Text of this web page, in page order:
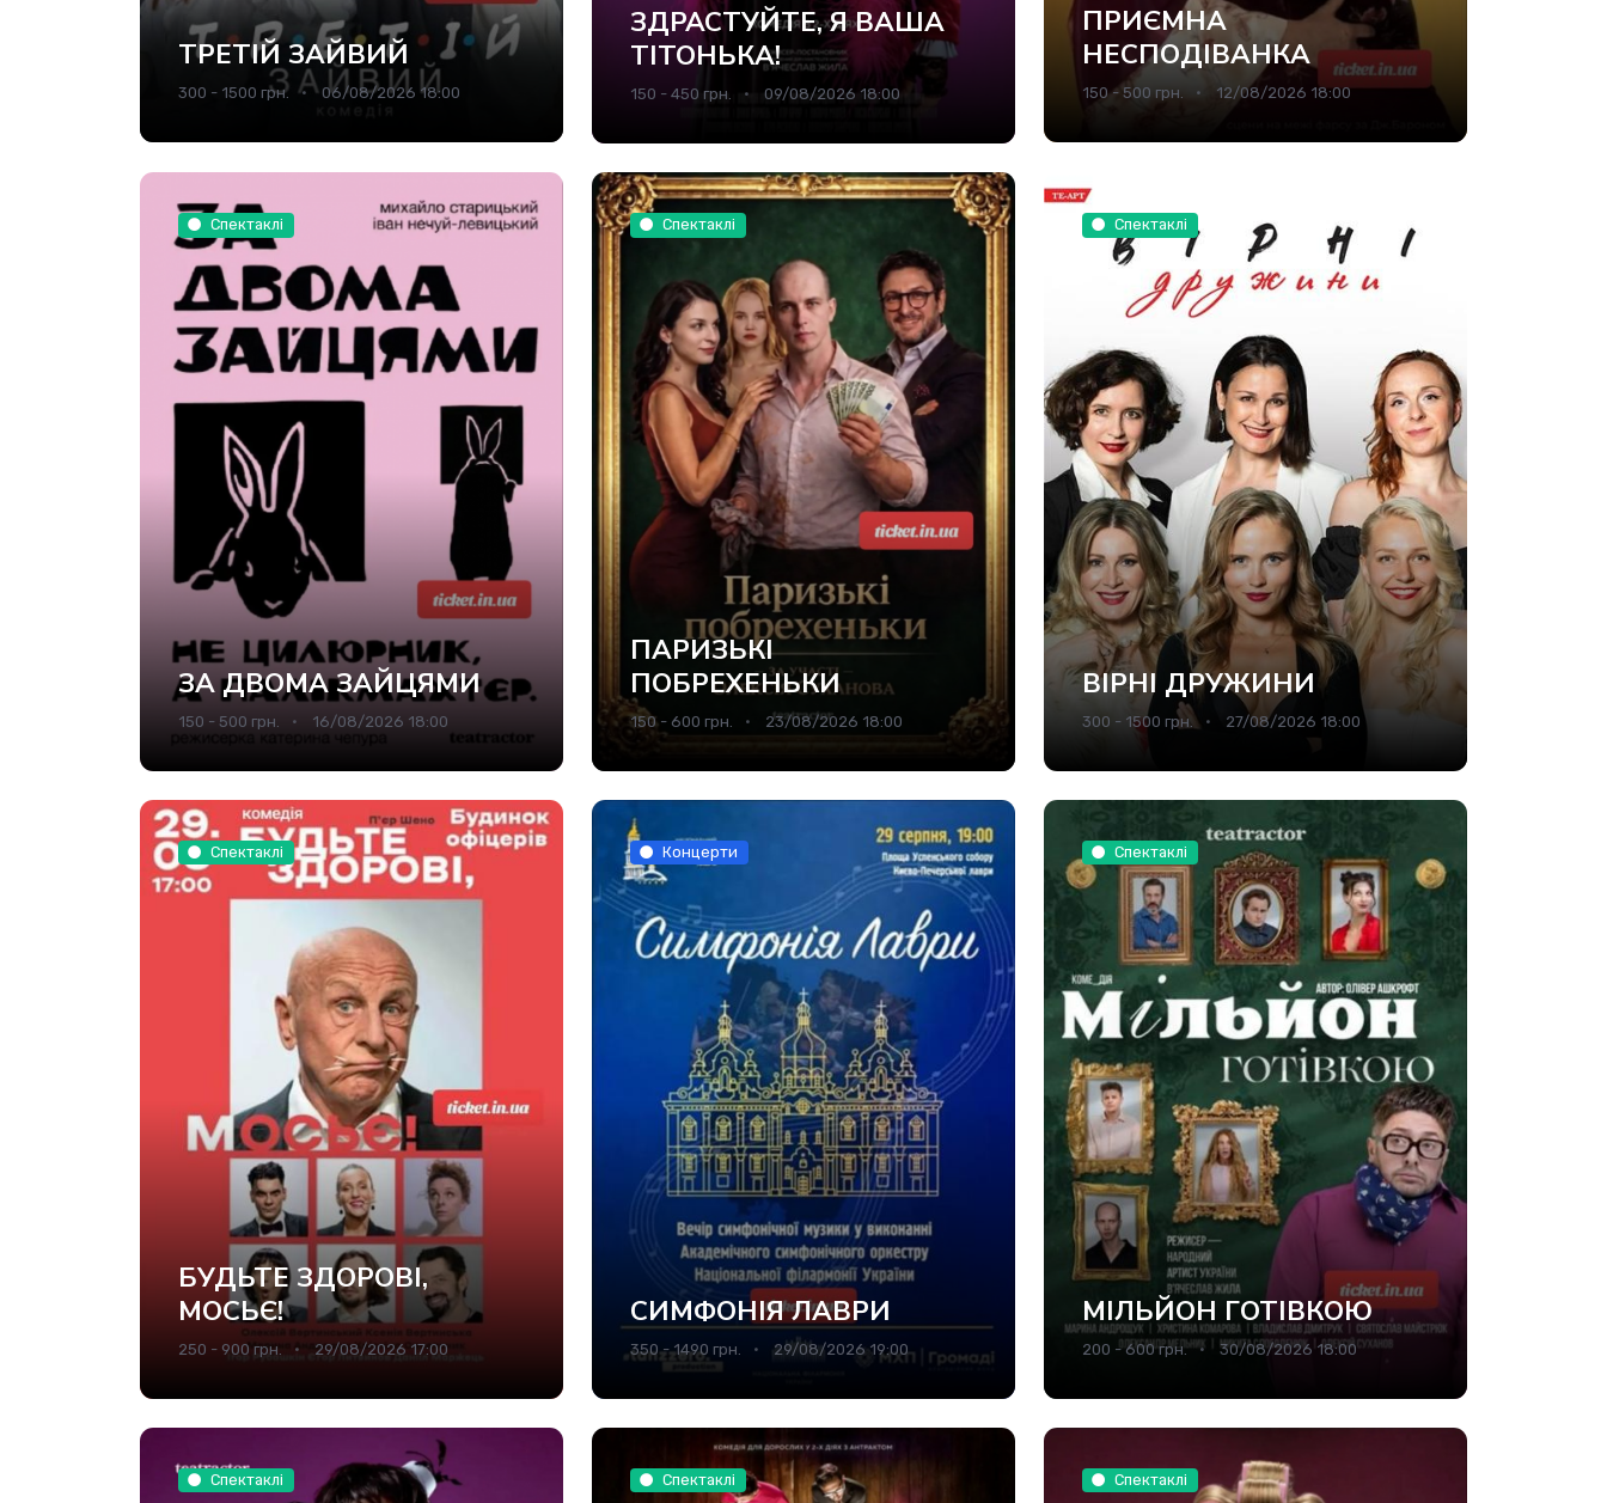
ТРЕТІЙ ЗАЙВИЙ
300 - 1500 грн. 06/08/2026 18:00
ЗДРАСТУЙТЕ, Я ВАША
ТІТОНЬКА!
150 - 450 грн. 09/08/2026 18:00
ПРИЄМНА
НЕСПОДІВАНКА
150 - 500 грн. 12/08/2026 18:00
Спектаклі
ЗА ДВОМА ЗАЙЦЯМИ
150 - 500 грн. 16/08/2026 18:00
Спектаклі
ПАРИЗЬКІ
ПОБРЕХЕНЬКИ
150 - 600 грн. 23/08/2026 18:00
Спектаклі
ВІРНІ ДРУЖИНИ
300 - 1500 грн. 27/08/2026 18:00
Спектаклі
БУДЬТЕ ЗДОРОВІ,
МОСЬЄ!
250 - 900 грн. 29/08/2026 17:00
Концерти
СИМФОНІЯ ЛАВРИ
350 - 1490 грн. 29/08/2026 19:00
Спектаклі
МІЛЬЙОН ГОТІВКОЮ
200 - 600 грн. 30/08/2026 18:00
Спектаклі Спектаклі Спектаклі